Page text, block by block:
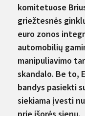
komitetuose
griežtesnės
euro zonos
automobilių
manipuliavimo
skandalo. Be to,
bandys pasiekti
siekiama įvesti